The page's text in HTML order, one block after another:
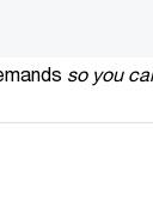
so you